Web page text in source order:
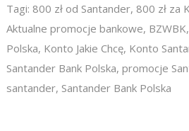
Tagi: 800 zł od Santander, 800 zł za
Aktualne promocje bankowe, BZWBK,
Polska, Konto Jakie Chcę, Konto
Santander Bank Polska, promocje
santander, Santander Bank Polska